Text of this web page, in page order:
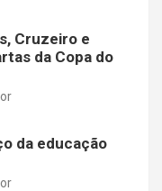
Cruzeiro e
da Copa do
da educação